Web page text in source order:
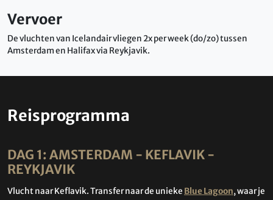
Vervoer
De vluchten van Icelandair vliegen 2x per week (do/zo) tussen
Amsterdam en Halifax via Reykjavik.
Reisprogramma
DAG 1: AMSTERDAM - KEFLAVIK -
REYKJAVIK
Vlucht naar Keflavik. Transfer naar de unieke Blue Lagoon, waar je